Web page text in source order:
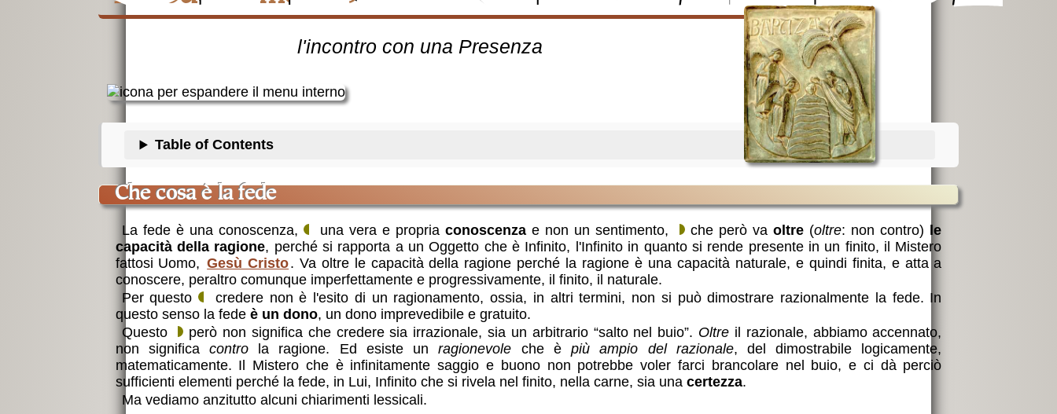
l'incontro con una Presenza
Table of Contents
che cosa è la fede
La fede è una conoscenza, una vera e propria conoscenzae non un sentimento, che però vaoltre (oltre: non contro) le
capacità della ragione, perché si rapporta a un Oggetto che è Infinito, l'Infinito in quanto si rende presente in un finito, il Mistero
fattosi Uomo, Gesù Cristo. Va oltre le capacità della ragione perché la ragione è una capacità naturale, e quindi finita, e atta a
conoscere, peraltro comunque imperfettamente e progressivamente, il finito, il naturale.
Per questo
credere non è l'esito di un ragionamento, ossia, in altri termini, non si può dimostrare razionalmente la fede. In
questo senso la fede è un dono, un dono imprevedibile e gratuito.
Questo
però non significa che credere sia irrazionale, sia un arbitrario “salto nel buio”. Oltre il razionale, abbiamo accennato,
non significacontro la ragione. Ed esiste unragionevole che èpiù ampio del razionale, del dimostrabile logicamente,
matematicamente. Il Mistero che è infinitamente saggio e buono non potrebbe voler farci brancolare nel buio, e ci dà perciò
sufficienti elementi perché la fede, in Lui, Infinito che si rivela nel finito, nella carne, sia una certezza.
Ma vediamo anzitutto alcuni chiarimenti lessicali.